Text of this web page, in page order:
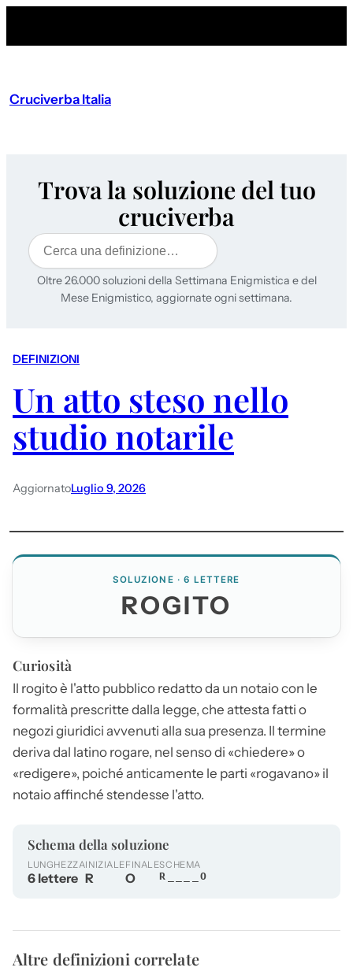
Cruciverba Italia
Trova la soluzione del tuo
cruciverba
Cerca
Oltre 26.000 soluzioni della Settimana Enigmistica e del
Mese Enigmistico, aggiornate ogni settimana.
DEFINIZIONI
Un atto steso nello
studio notarile
AggiornatoLuglio 9, 2026
SOLUZIONE · 6 LETTERE
ROGITO
Curiosità
Il rogitoè l'atto pubblico redatto da un notaio con le
formalità prescritte dalla legge, che attesta fatti o
negozi giuridici avvenuti alla sua presenza. Il termine
deriva dal latino rogare, nel senso di «chiedere» o
«redigere», poiché anticamente le parti «rogavano» il
notaio affinché stendesse l'atto.
Schema della soluzione
LUNGHEZZA
6 lettere
INIZIALE
R
FINALE
O
SCHEMA
R____O
Altre definizioni correlate